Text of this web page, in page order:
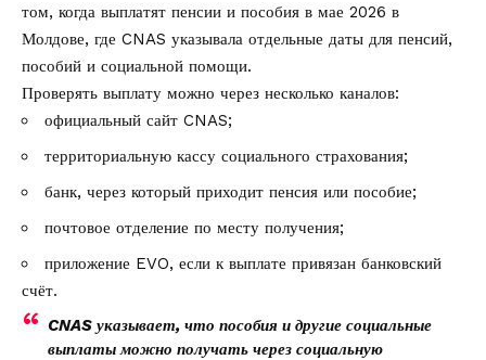
том, когда выплатят пенсии и пособия в мае 2026 в
Молдове, где CNAS указывала отдельные даты для пенсий,
пособий и социальной помощи.
Проверять выплату можно через несколько каналов:
официальный сайт CNAS;
территориальную кассу социального страхования;
банк, через который приходит пенсия или пособие;
почтовое отделение по месту получения;
приложение EVO, если к выплате привязан банковский
счёт.
CNAS указывает, что пособия и другие социальные
выплаты можно получать через социальную